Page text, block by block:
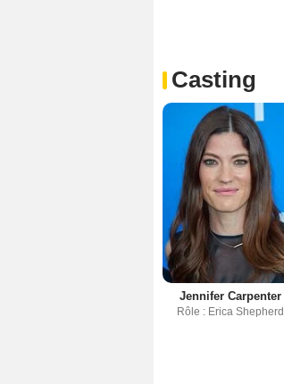
Casting
Jennifer Carpenter
Rôle : Erica Shepherd